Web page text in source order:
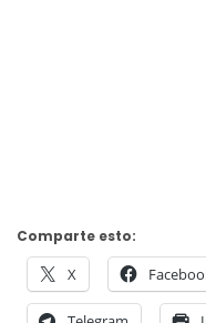
Comparte esto:
X